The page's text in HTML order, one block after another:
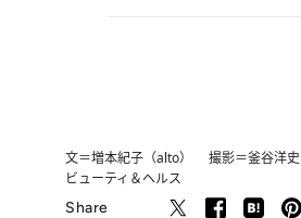
文＝増本紀子（alto） 撮影＝釜谷洋史
ビューティ＆ヘルス
Share